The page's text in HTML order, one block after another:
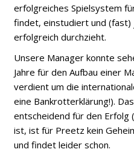
erfolgreiches Spielsystem
findet, einstudiert und (fast)
erfolgreich durchzieht.
Unsere Manager konnte
Jahre für den Aufbau einer
verdient um die
eine Bankrotterklärung!).
entscheidend für den Erfolg
ist, ist für Preetz kein
und findet leider schon.